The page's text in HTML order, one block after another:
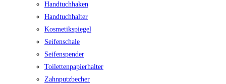
Handtuchhaken
Handtuchhalter
Kosmetikspiegel
Seifenschale
Seifenspender
Toilettenpapierhalter
Zahnputzbecher